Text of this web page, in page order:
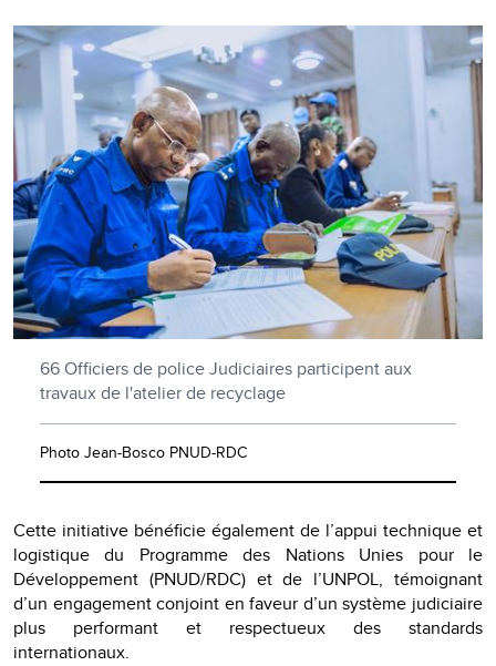
66 Officiers de police Judiciaires participent aux
travaux de l'atelier de recyclage
Photo Jean-Bosco PNUD-RDC
Cette initiative bénéficie également de l’appui technique et
logistique du Programme des Nations Unies pour le
Développement (PNUD/RDC) et de l’UNPOL, témoignant
d’un engagement conjoint en faveur d’un système judiciaire
plus performant et respectueux des standards
internationaux.